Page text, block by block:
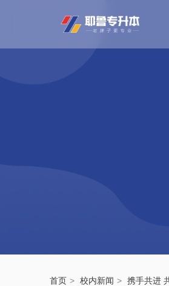
首页 校内新闻 携手共进